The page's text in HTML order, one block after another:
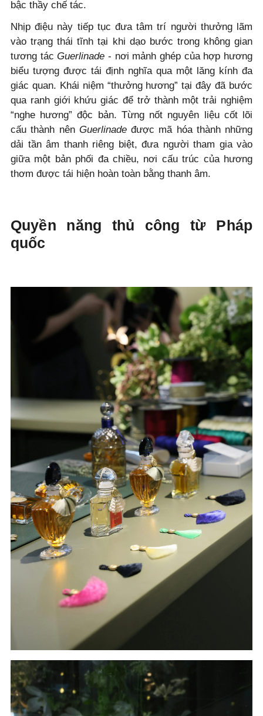
bậc thầy chế tác.
Nhịp điệu này tiếp tục đưa tâm trí người thưởng lãm
vào trạng thái tĩnh tại khi dạo bước trong không gian
tương tácGuerlinade- nơi mảnh ghép của hợp hương
biểu tượng được tái định nghĩa qua một lăng kính đa
giác quan. Khái niệm “thưởng hương” tại đây đã bước
qua ranh giới khứu giác để trở thành một trải nghiệm
“nghe hương” độc bản. Từng nốt nguyên liệu cốt lõi
cấu thành nên Guerlinade được mã hóa thành những
dải tần âm thanh riêng biệt, đưa người tham gia vào
giữa một bản phối đa chiều, nơi cấu trúc của hương
thơm được tái hiện hoàn toàn bằng thanh âm.
Quyền năng thủ công từ Pháp
quốc